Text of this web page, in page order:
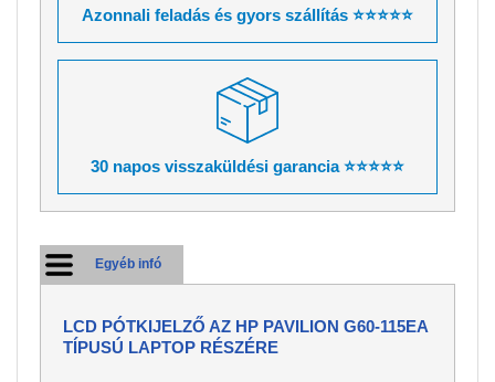
Azonnali feladás és gyors szállítás ⭐⭐⭐⭐⭐
30 napos visszaküldési garancia ⭐⭐⭐⭐⭐
Egyéb infó
LCD PÓTKIJELZŐ AZ HP PAVILION G60-115EA
TÍPUSÚ LAPTOP RÉSZÉRE